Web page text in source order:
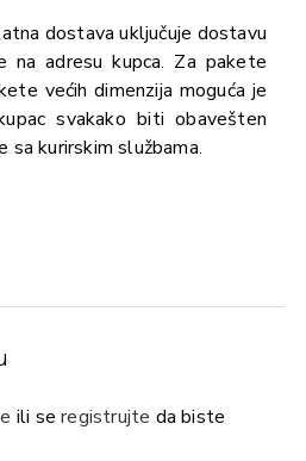
dostava uključuje dostavu
adresu kupca. Za pakete
većih dimenzija moguća je
svakako biti obavešten
sa kurirskim službama.
ili seregistrujte da biste